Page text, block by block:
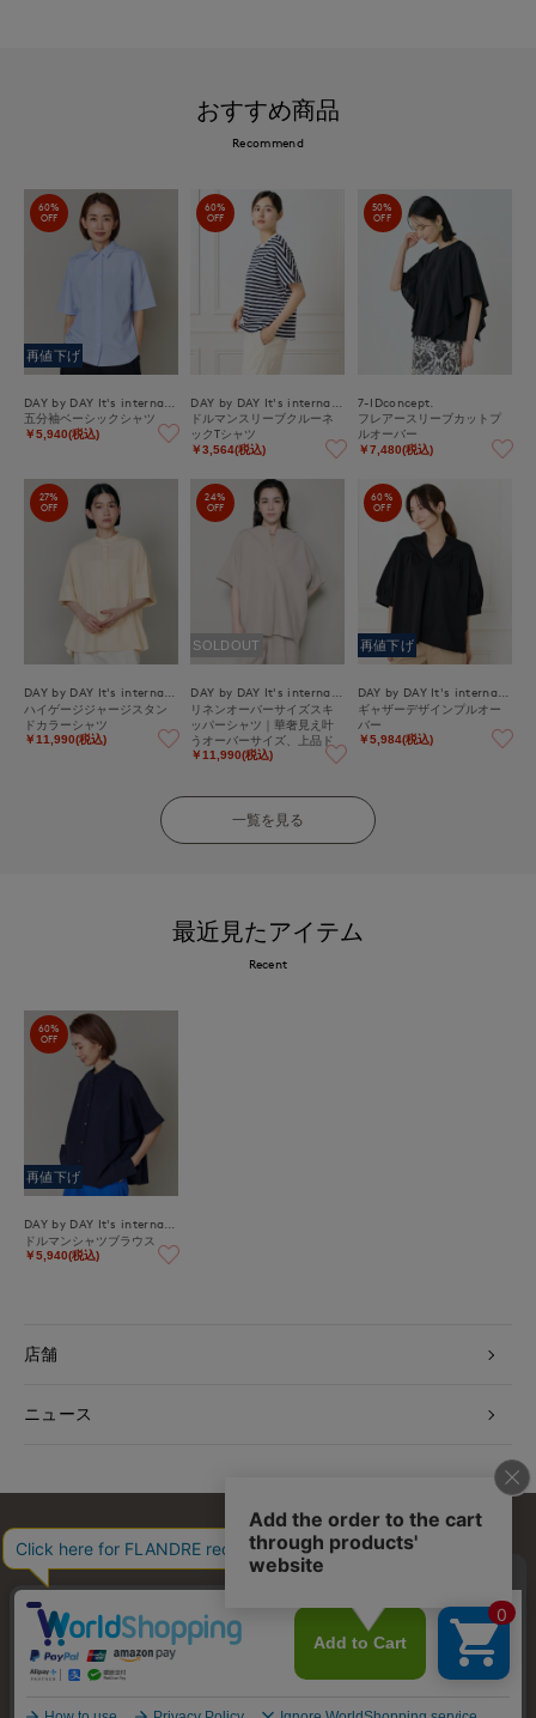
おすすめ商品
Recommend
60%
OFF
再値下げ
五分袖ベーシックシャツ
￥5,940(税込)
60%
OFF
ドルマンスリーブクルーネ
ックTシャツ
￥3,564(税込)
50%
OFF
7-IDconcept.
フレアースリーブカットプ
ルオーバー
￥7,480(税込)
27%
OFF
ハイゲージジャージスタン
ドカラーシャツ
￥11,990(税込)
24%
OFF
SOLDOUT
リネンオーバーサイズスキ
ッパーシャツ｜華奢見え叶
うオーバーサイズ、上品ド
レープの綿麻シャツ
￥11,990(税込)
60%
OFF
再値下げ
ギャザーデザインプルオー
バー
￥5,984(税込)
一覧を見る
最近見たアイテム
Recent
60%
OFF
再値下げ
ドルマンシャツブラウス
￥5,940(税込)
店舗
ニュース
お問い合わせ 利用規約 会社概要 プライバシーポリシー
特定商取引・古物営業法に基づく表示 店舗リスト